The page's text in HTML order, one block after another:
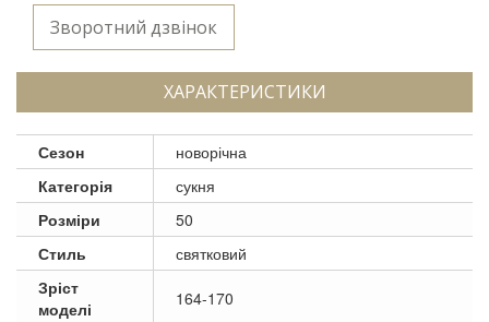
Зворотний дзвінок
ХАРАКТЕРИСТИКИ
Сезон
новорічна
Категорія
сукня
Розміри
50
Стиль
святковий
Зріст
моделі
164-170